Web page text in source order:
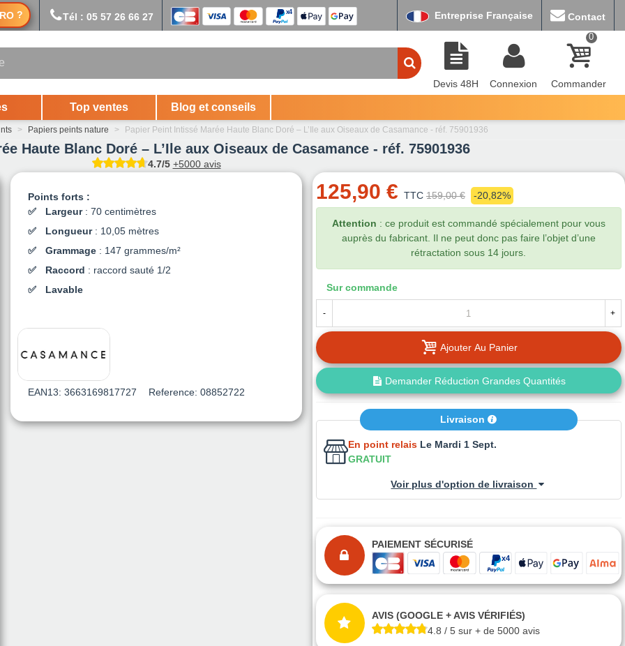
? Tél : 05 57 26 66 27 Entreprise Française Contact
Devis 48H Connexion
0
Commander
Top ventes Blog et conseils
> Papiers peints nature > Papier Peint Intissé Marée Haute Blanc Doré – L’Ile aux Oiseaux de Casamance - réf. 75901936
Haute Blanc Doré – L’Ile aux Oiseaux de Casamance - réf. 75901936
4.7/5 +5000 avis
Points forts :
Largeur: 70 centimètres
Longueur: 10,05 mètres
Grammage: 147 grammes/m²
Raccord : raccord sauté 1/2
Lavable
EAN13: 3663169817727 Reference: 08852722
125,90 € TTC 159,00 € -20,82%
Attention : ce produit est commandé spécialement pour vous
auprès du fabricant. Il ne peut donc pas faire l’objet d’une
rétractation sous 14 jours.
Sur commande
- +
Ajouter Au Panier
Demander Réduction Grandes Quantités
Livraison
En point relais Le Mardi 1 Sept.
GRATUIT
Voir plus d'option de livraison
PAIEMENT SÉCURISÉ
AVIS (GOOGLE + AVIS VÉRIFIÉS)
4.8 / 5 sur + de 5000 avis